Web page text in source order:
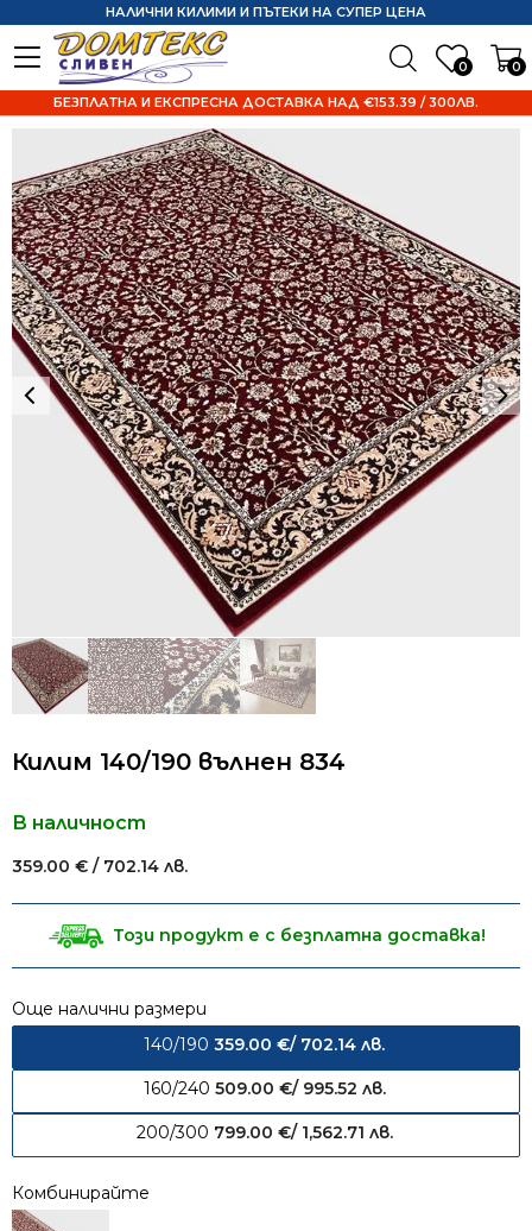
0 0
НАЛИЧНИ КИЛИМИ И ПЪТЕКИ НА СУПЕР ЦЕНА
БЕЗПЛАТНА И ЕКСПРЕСНА ДОСТАВКА НАД €153.39 / 300ЛВ.
Килим 140/190 вълнен 834
В наличност
359.00 € / 702.14 лв.
Този продукт е с безплатна доставка!
Още налични размери
140/190 359.00 €/ 702.14 лв.
160/240 509.00 €/ 995.52 лв.
200/300 799.00 €/ 1,562.71 лв.
Комбинирайте